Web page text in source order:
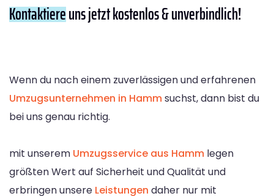
Kontaktiereuns jetzt kostenlos & unverbindlich!
Wenn du nach einem zuverlässigen und erfahrenen
Umzugsunternehmen in Hammsuchst, dann bist du
bei uns genau richtig.
mit unserem Umzugsservice aus Hamm legen
größten Wert auf Sicherheit und Qualität und
erbringen unsere Leistungen daher nur mit